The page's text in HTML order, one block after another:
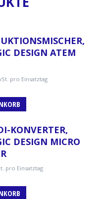
DESIGN ATEM
pro Einsatztag
KONVERTER,
DESIGN MICRO
pro Einsatztag